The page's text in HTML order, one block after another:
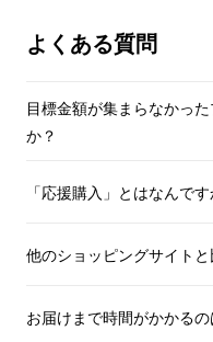
「漬物・豚肉・野
餃子の皮から餡ま
の味を存分に活か
らこそできるこだ
よくある質問
目標金額が集まらなかっ
か？
「応援購入」とはなんです
他のショッピングサイト
お届けまで時間がかかる